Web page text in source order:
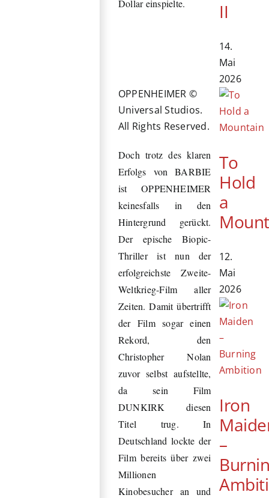
Dollar einspielte.
OPPENHEIMER ©
Universal Studios.
All Rights Reserved.
Doch trotz des klaren
Erfolgs von BARBIE
ist OPPENHEIMER
keinesfalls in den
Hintergrund gerückt.
Der epische Biopic-
Thriller ist nun der
erfolgreichste Zweite-
Weltkrieg-Film aller
Zeiten. Damit übertrifft
der Film sogar einen
Rekord, den
Christopher Nolan
zuvor selbst aufstellte,
da sein Film
DUNKIRK diesen
Titel trug. In
Deutschland lockte der
Film bereits über zwei
Millionen
Kinobesucher an und
II
14.
Mai
2026
To
Hold
a
12.
Mai
2026
Iron
–